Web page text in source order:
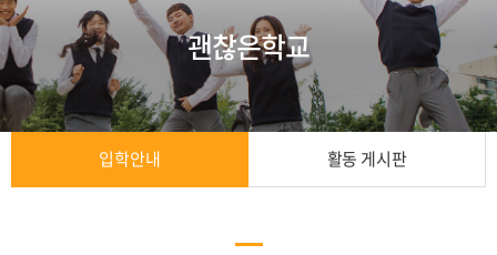
괜찮은학교
입학안내 활동 게시판